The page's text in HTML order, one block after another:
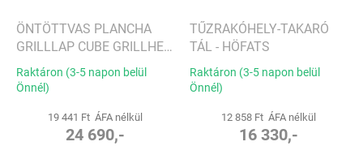
ÖNTÖTTVAS PLANCHA
GRILLLAP CUBE GRILLHEZ
- HÖFATS
Raktáron (3-5 napon belül
Önnél)
19 441 Ft ÁFA nélkül
24 690,-
TŰZRAKÓHELY-TAKARÓ
TÁL - HÖFATS
Raktáron (3-5 napon belül
Önnél)
12 858 Ft ÁFA nélkül
16 330,-